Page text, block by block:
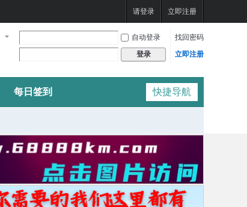
请登录 立即注册
自动登录
找回密码
登录 立即注册
快捷导航
每日签到